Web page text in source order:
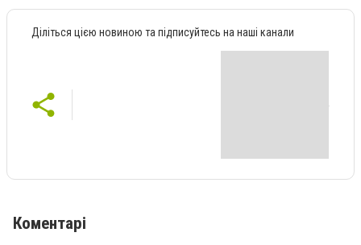
Діліться цією новиною та підписуйтесь на наші канали
Коментарі